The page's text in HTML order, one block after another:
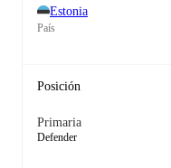
Estonia
País
Posición
Primaria
Defender